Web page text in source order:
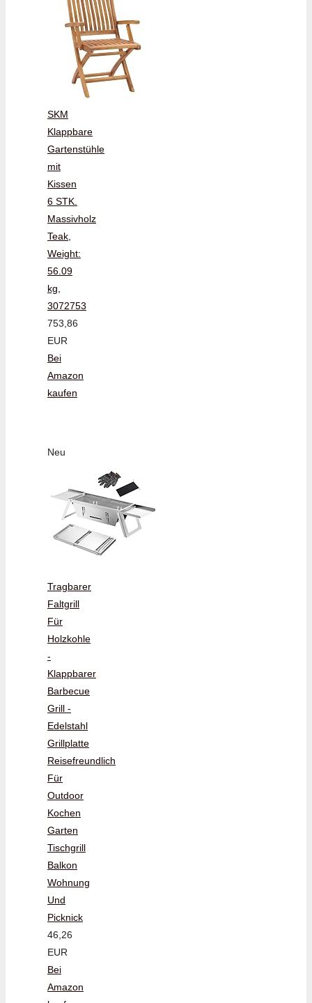
SKM
Klappbare
Gartenstühle
mit
Kissen
6 STK.
Massivholz
Teak,
Weight:
56.09
kg,
3072753
753,86
EUR
Bei
Amazon
kaufen
Neu
Tragbarer
Faltgrill
Für
Holzkohle
-
Klappbarer
Barbecue
Grill -
Edelstahl
Grillplatte
Reisefreundlich
Für
Outdoor
Kochen
Garten
Tischgrill
Balkon
Wohnung
Und
Picknick
46,26
EUR
Bei
Amazon